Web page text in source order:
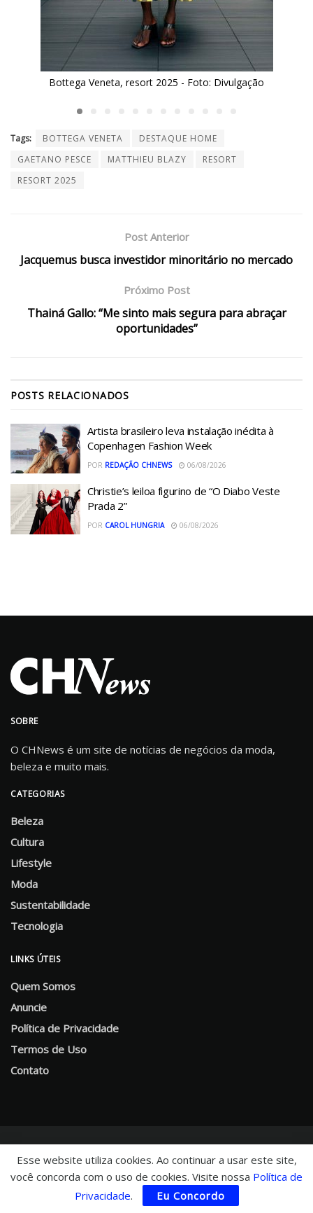
Bottega Veneta, resort 2025 - Foto: Divulgação
Tags: BOTTEGA VENETA
DESTAQUE HOME
GAETANO PESCE
MATTHIEU BLAZY
RESORT
RESORT 2025
Post Anterior
Jacquemus busca investidor minoritário no mercado
Próximo Post
Thainá Gallo: “Me sinto mais segura para abraçar
oportunidades”
POSTS RELACIONADOS
Artista brasileiro leva instalação inédita à
Copenhagen Fashion Week
POR REDAÇÃO CHNEWS 06/08/2026
Christie’s leiloa figurino de “O Diabo Veste
Prada 2”
POR CAROL HUNGRIA 06/08/2026
SOBRE
O CHNews é um site de notícias de negócios da moda,
beleza e muito mais.
CATEGORIAS
Beleza
Cultura
Lifestyle
Moda
Sustentabilidade
Tecnologia
LINKS ÚTEIS
Quem Somos
Anuncie
Política de Privacidade
Termos de Uso
Contato
© 2025 CHNews - Portal de Notícias
Esse website utiliza cookies. Ao continuar a usar este site,
você concorda com o uso de cookies. Visite nossa Política de
Privacidade. Eu Concordo